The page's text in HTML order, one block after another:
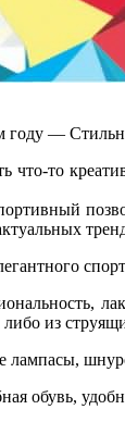
году —
что-то
из
лампасы,
обувь,